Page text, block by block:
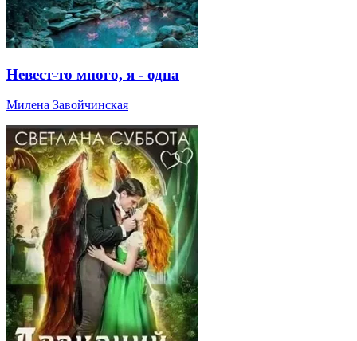
Невест-то много, я - одна
Милена Завойчинская